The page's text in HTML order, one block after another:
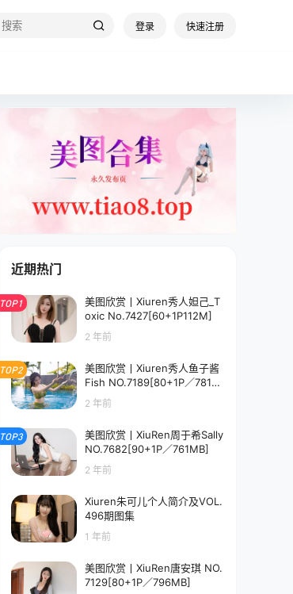
登录 快速注册
近期热门
TOP1
美图欣赏丨Xiuren秀人妲己_T
oxic No.7427[60+1P112M]
2 年前
TOP2
美图欣赏丨Xiuren秀人鱼子酱
Fish NO.7189[80+1P／781M
2 年前
TOP3
美图欣赏丨XiuRen周于希Sally
NO.7682[90+1P／761MB]
2 年前
Xiuren朱可儿个人简介及VOL.
496期图集
1 年前
美图欣赏丨XiuRen唐安琪 NO.
7129[80+1P／796MB]